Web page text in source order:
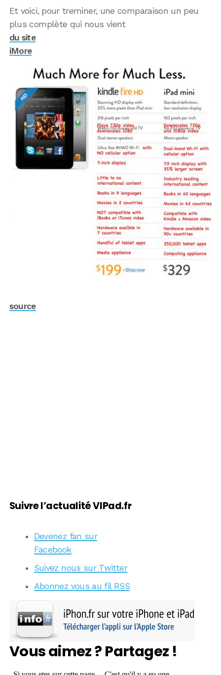
Et voici, pour treminer, une comparaison un peu
plus complète qui nous vient
du site
iMore
source
Suivre l’actualité VIPad.fr
Devenez fan sur
Facebook
Suivez nous sur Twitter
Abonnez vous au fil RSS
Vous aimez ? Partagez !